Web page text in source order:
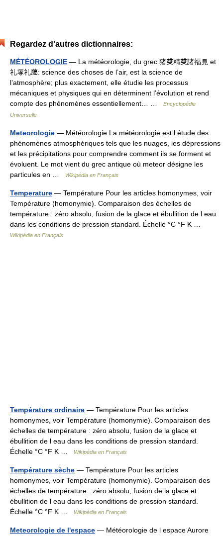
Regardez d'autres dictionnaires:
MÉTÉOROLOGIE — La météorologie, du grec 猪﨎精﨎諸福見 et
礼塚礼﨟: science des choses de l’air, est la science de
l’atmosphère; plus exactement, elle étudie les processus
mécaniques et physiques qui en déterminent l’évolution et rend
compte des phénomènes essentiellement… …
Encyclopédie
Universelle
Meteorologie — Météorologie La météorologie est l étude des
phénomènes atmosphériques tels que les nuages, les dépressions
et les précipitations pour comprendre comment ils se forment et
évoluent. Le mot vient du grec antique où meteor désigne les
particules en …
Wikipédia en Français
Temperature — Température Pour les articles homonymes, voir
Température (homonymie). Comparaison des échelles de
température : zéro absolu, fusion de la glace et ébullition de l eau
dans les conditions de pression standard. Échelle °C °F K …
Wikipédia en Français
Température ordinaire — Température Pour les articles
homonymes, voir Température (homonymie). Comparaison des
échelles de température : zéro absolu, fusion de la glace et
ébullition de l eau dans les conditions de pression standard.
Échelle °C °F K …
Wikipédia en Français
Température sèche — Température Pour les articles
homonymes, voir Température (homonymie). Comparaison des
échelles de température : zéro absolu, fusion de la glace et
ébullition de l eau dans les conditions de pression standard.
Échelle °C °F K …
Wikipédia en Français
Meteorologie de l'espace — Météorologie de l espace Aurore